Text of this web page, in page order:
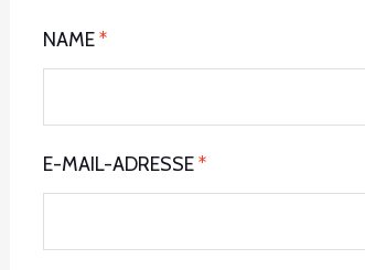
NAME*
E-MAIL-ADRESSE*